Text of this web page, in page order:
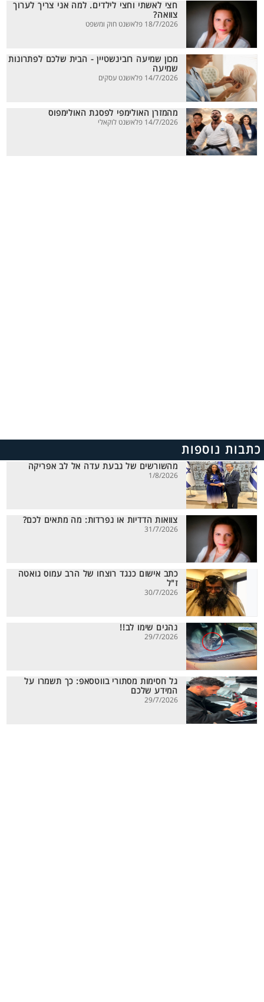
חצי לאשתי וחצי לילדים. למה אני צריך לערוך
צוואה?
18/7/2026 פלאשנט חוק ומשפט
מכון שמיעה רובינשטיין - הבית שלכם לפתרונות
שמיעה
14/7/2026 פלאשנט עסקים
מהמזרן האולימפי לפסגת האולימפוס
14/7/2026 פלאשנט לוקאלי
כתבות נוספות
מהשורשים של גבעת עדה אל לב אפריקה
1/8/2026
צוואות הדדיות או נפרדות: מה מתאים לכם?
31/7/2026
כתב אישום כנגד רוצחו של הרב עמוס גואטה
ז"ל
30/7/2026
נהגים שימו לב!!
29/7/2026
גל חסימות מסתורי בווטסאפ: כך תשמרו על
המידע שלכם
29/7/2026